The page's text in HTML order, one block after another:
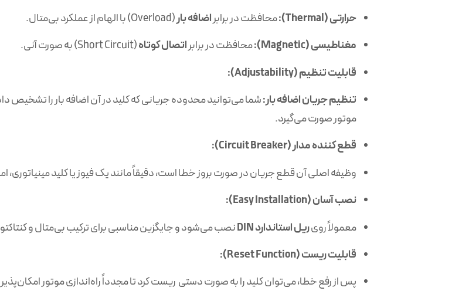
حرارتی (Thermal):
محافظت در برابراضافه بار(Overload) با الهام از عملکرد بی‌متال.
مغناطیسی (Magnetic):
محافظت در برابراتصال کوتاه(Short Circuit) به صورت آنی.
قابلیت تنظیم (Adjustability):
تنظیم جریان اضافه بار:شما می‌توانید محدوده جریانی که کلید در آن اضافه بار را تشخیص
موتور صورت می‌گیرد.
قطع کننده مدار (Circuit Breaker):
وظیفه اصلی آن قطع جریان در صورت بروز خطا است، دقیقاً مانند یک فیوز یا کلید
نصب آسان (Easy Installation):
معمولاً رویریل استاندارد DIN
نصب می‌شود و جایگزین مناسبی برای ترکیب بی‌متال و
قابلیت ریست (Reset Function):
پس از رفع خطا، می‌توان کلید را به صورت دستی ریست کرد تا مجدداً راه‌اندازی موتور